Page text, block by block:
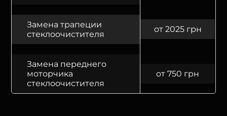
Замена трапеции
стеклоочистителя
от 2025 грн
Замена переднего
моторчика
стеклоочистителя
от 750 грн